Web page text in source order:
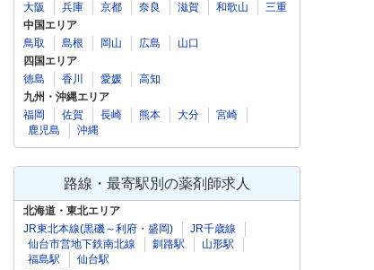
大阪
兵庫 京都 奈良 滋賀 和歌山
三重
中国エリア
鳥取
島根 岡山 広島
山口
四国エリア
徳島
香川 愛媛
高知
九州・沖縄エリア
福岡
佐賀 長崎 熊本 大分
宮崎
鹿児島
沖縄
路線・最寄駅別の薬剤師求人
北海道・東北エリア
JR東北本線(黒磯～利府・盛岡)
JR千歳線
仙台市営地下鉄南北線
釧路駅
山形駅
福島駅
仙台駅